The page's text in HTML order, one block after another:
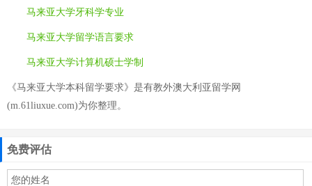
马来亚大学牙科学专业
马来亚大学留学语言要求
马来亚大学计算机硕士学制
《马来亚大学本科留学要求》是有教外澳大利亚留学网
(m.61liuxue.com)为你整理。
免费评估